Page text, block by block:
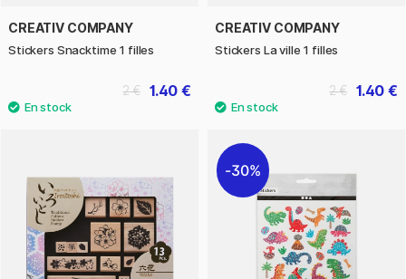
CREATIV COMPANY
Stickers Snacktime 1 filles
1.40 €
2 €
CREATIV COMPANY
Stickers La ville 1 filles
1.40 €
2 €
30%